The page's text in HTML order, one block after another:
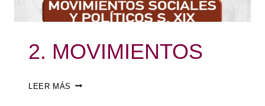
2. MOVIMIENTOS
LEER MÁS